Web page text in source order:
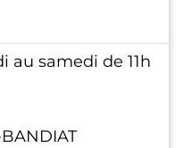
au samedi de 11h